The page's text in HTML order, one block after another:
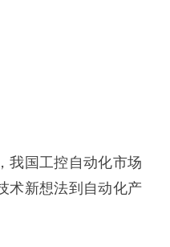
我国工控自动化市场
术新想法到自动化产